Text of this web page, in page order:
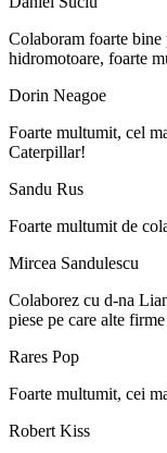
Colaboram foarte bine
hidromotoare, foarte
Dorin Neagoe
Foarte multumit, cel
Caterpillar!
Sandu Rus
Foarte multumit de
Mircea Sandulescu
Colaborez cu d-na
piese pe care alte
Rares Pop
Foarte multumit, cei
Robert Kiss